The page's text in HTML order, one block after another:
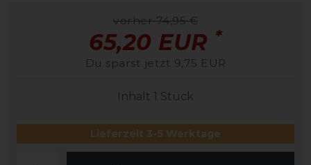
vorher 74,95 €
65,20 EUR *
Du sparst jetzt 9,75 EUR
Inhalt 1 Stück
Lieferzeit 3-5 Werktage